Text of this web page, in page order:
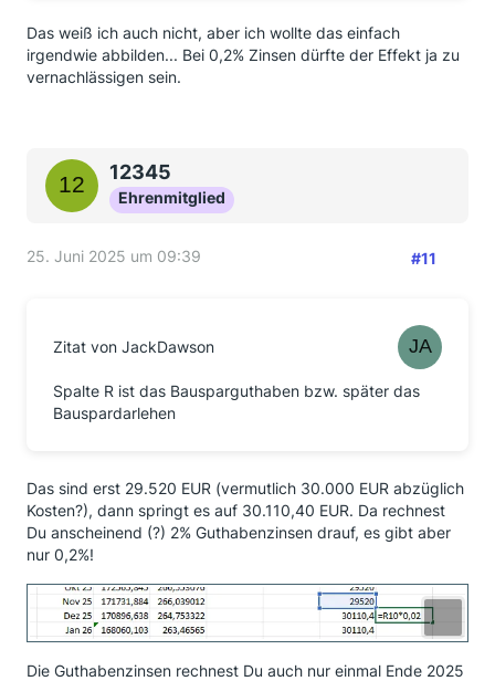
Das weiß ich auch nicht, aber ich wollte das einfach
irgendwie abbilden... Bei 0,2% Zinsen dürfte der Effekt ja zu
vernachlässigen sein.
12345
Ehrenmitglied
25. Juni 2025 um 09:39 #11
Zitat von JackDawson
Spalte R ist das Bausparguthaben bzw. später das
Bauspardarlehen
Das sind erst 29.520 EUR (vermutlich 30.000 EUR abzüglich
Kosten?), dann springt es auf 30.110,40 EUR. Da rechnest
Du anscheinend (?) 2% Guthabenzinsen drauf, es gibt aber
nur 0,2%!
Die Guthabenzinsen rechnest Du auch nur einmal Ende 2025